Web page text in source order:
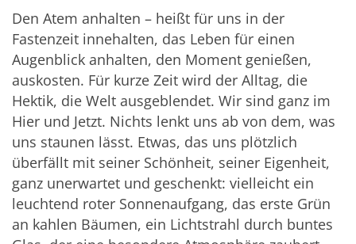
Den Atem anhalten – heißt für uns in der
Fastenzeit innehalten, das Leben für einen
Augenblick anhalten, den Moment genießen,
auskosten. Für kurze Zeit wird der Alltag, die
Hektik, die Welt ausgeblendet. Wir sind ganz im
Hier und Jetzt. Nichts lenkt uns ab von dem, was
uns staunen lässt. Etwas, das uns plötzlich
überfällt mit seiner Schönheit, seiner Eigenheit,
ganz unerwartet und geschenkt: vielleicht ein
leuchtend roter Sonnenaufgang, das erste Grün
an kahlen Bäumen, ein Lichtstrahl durch buntes